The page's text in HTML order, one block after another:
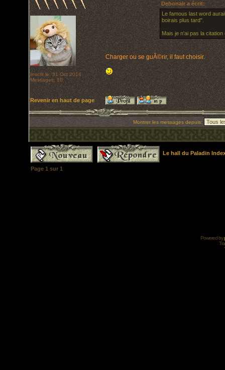
Inscrit le: 31 Oct 2014
Messages: 10
Debonair a écrit:
Le famous last word
boirais plus tard".
Mais je n'ai pas la citation
Charger ou se guÃ©rir, il faut choisir.
Revenir en haut de page
Montrer les messages depuis:
Le hall du Paladin
Page 1 sur 1
Powered by